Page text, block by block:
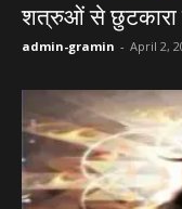
शत्रुओं से छुटकारा
admin-gramin - April 2,